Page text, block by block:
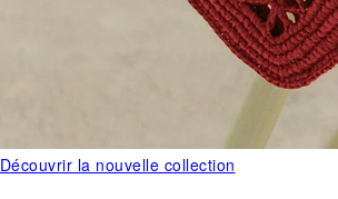
Découvrir la nouvelle collection